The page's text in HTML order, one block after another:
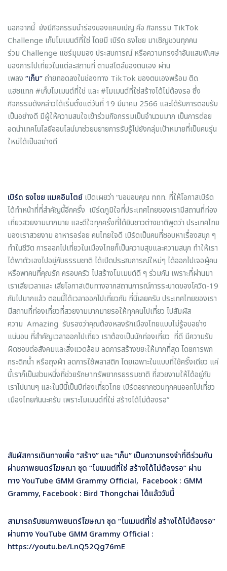
นอกจากนี้ ยังมีกิจกรรมนำร่องของแคมเปญ คือ กิจกรรม TikTok
Challenge เก็บโมเมนต์ที่ใช่ โดยมี เบิร์ด ธงไชย มาเชิญชวนทุกคน
ร่วม Challenge แชร์มุมมอง ประสบการณ์ หรือความทรงจำอันแสนพิเศษ
ของการไปเที่ยวในแต่ละสถานที่ ตามสไตล์ของตนเอง ผ่าน
เพลง “เก็บ”ถ่ายทอดลงในช่องทาง TikTok ของตนเองพร้อม ติด
แฮชแทก #เก็บโมเมนต์ที่ใช่ และ #โมเมนต์ที่ใช่สร้างได้ไม่ต้องรอ ซึ่ง
กิจกรรมดังกล่าวได้เริ่มตั้งแต่วันที่ 19 มีนาคม 2566 และได้รับการตอบรับ
เป็นอย่างดี มีผู้ให้ความสนใจเข้าร่วมกิจกรรมเป็นจำนวนมาก เป็นการต่อย
อดนำเทคโนโลยีออนไลน์มาช่วยขยายการรับรู้ไปยังกลุ่มเป้าหมายที่เป็นคนรุ่น
ใหม่ได้เป็นอย่างดี
เบิร์ด ธงไชย แมคอินไตย์ เปิดเผยว่า “ขอขอบคุณ ททท. ที่ให้โอกาสเบิร์ด
ได้ทำหน้าที่ที่สำคัญนี้อีกครั้ง เบิร์ดภูมิใจที่ประเทศไทยของเรามีสถานที่ท่อง
เที่ยวสวยงามมากมาย และดีใจทุกครั้งที่ได้ยินชาวต่างชาติพูดว่า ประเทศไทย
ของเราสวยงาม อาหารอร่อย คนไทยใจดี เบิร์ดเป็นคนที่ชอบหาเรื่องสนุก ๆ
ทำในชีวิต การออกไปเที่ยวในเมืองไทยก็เป็นความสุขและความสนุก ทำให้เรา
ได้พาตัวเองไปอยู่กับธรรมชาติ ได้เปิดประสบการณ์ใหม่ๆ ได้ออกไปเจอผู้คน
หรือพาคนที่คุณรัก ครอบครัว ไปสร้างโมเมนต์ดี ๆ ร่วมกัน เพราะที่ผ่านมา
เราเสียเวลาและ เสียโอกาสเดินทางจากสถานการณ์การระบาดของโควิด-19
กันไปมากแล้ว ตอนนี้ได้เวลาออกไปเที่ยวกัน ที่นี่เลยครับ ประเทศไทยของเรา
มีสถานที่ท่องเที่ยวที่สวยงามมากมายรอให้ทุกคนไปเที่ยว ไปสัมผัส
ความ Amazing รับรองว่าคุณต้องหลงรักเมืองไทยแบบไม่รู้จบอย่าง
แน่นอน ที่สำคัญเวลาออกไปเที่ยว เราต้องเป็นนักท่องเที่ยว ที่ดี มีความรับ
ผิดชอบต่อสังคมและสิ่งแวดล้อม ลดการสร้างขยะให้มากที่สุด โดยการพก
กระติกน้ำ หรือถุงผ้า ลดการใช้พลาสติก โดยเฉพาะในแบบที่ใช้ครั้งเดียว แค่
นี้เราก็เป็นส่วนหนึ่งที่ช่วยรักษาทรัพยากรธรรมชาติ ที่สวยงามให้ได้อยู่กับ
เราไปนานๆ และในปีนี้เป็นปีท่องเที่ยวไทย เบิร์ดอยากชวนทุกคนออกไปเที่ยว
เมืองไทยกันนะครับ เพราะโมเมนต์ที่ใช่ สร้างได้ไม่ต้องรอ”
สัมผัสการเดินทางเพื่อ “สร้าง” และ “เก็บ” เป็นความทรงจำที่ดีร่วมกัน
ผ่านภาพยนตร์โฆษณา ชุด “โมเมนต์ที่ใช่ สร้างได้ไม่ต้องรอ” ผ่าน
ทาง YouTube GMM Grammy Official, Facebook : GMM
Grammy, Facebook : Bird Thongchai ได้แล้ววันนี้
สามารถรับชมภาพยนตร์โฆษณา ชุด “โมเมนต์ที่ใช่ สร้างได้ไม่ต้องรอ”
ผ่านทางYouTube GMM Grammy Official :
https://youtu.be/LnQ52Qg76mE